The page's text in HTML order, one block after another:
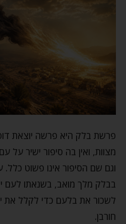
פרשת בלק היא פרשה יוצאת
מצוות, ואין בה סיפור ישיר
וגם שם הסיפור אינו פשוט
בבלק מלך מואב, בשנאתו לעם
לשכור את בלעם כדי לקלל את
חורבן.